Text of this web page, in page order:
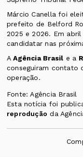
Márcio Canella foi
prefeito de Belford
2025 e 2026. Em
candidatar nas
AAgência Brasil e a
conseguiram contato
operação.
Fonte: Agência Brasil
Esta notícia foi
reprodução da